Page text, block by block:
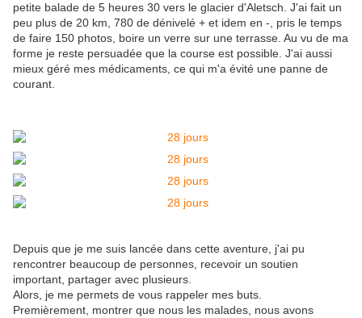
petite balade de 5 heures 30 vers le glacier d'Aletsch. J'ai fait un
peu plus de 20 km, 780 de dénivelé + et idem en -, pris le temps
de faire 150 photos, boire un verre sur une terrasse. Au vu de ma
forme je reste persuadée que la course est possible. J'ai aussi
mieux géré mes médicaments, ce qui m'a évité une panne de
courant.
Depuis que je me suis lancée dans cette aventure, j'ai pu
rencontrer beaucoup de personnes, recevoir un soutien
important, partager avec plusieurs.
Alors, je me permets de vous rappeler mes buts.
Premièrement, montrer que nous les malades, nous avons